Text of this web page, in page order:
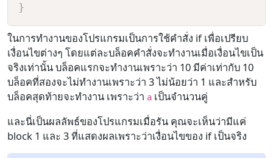
}
ในการทำงานของโปรแกรมเป็นการใช้คำสั่ง if เพื่อเปรียบ
เงื่อนไขต่างๆ โดยแต่ละบล็อคคำสั่งจะทำงานเมื่อเงื่อนไขเป็น
จริงเท่านั้น บล็อคแรกจะทำงานเพราะว่า 10 มีค่าเท่ากับ 10
บล็อคที่สองจะไม่ทำงานเพราะว่า 3 ไม่น้อยว่า 1 และสำหรับ
บล็อคสุดท้ายจะทำงาน เพราะว่า a เป็นจำนวนคู่
และนี่เป็นผลลัพธ์ของโปรแกรมเมื่อรัน คุณจะเห็นว่ามีแค่
block 1 และ 3 ที่แสดงผลเพราะว่าเงื่อนไขของ if เป็นจริง